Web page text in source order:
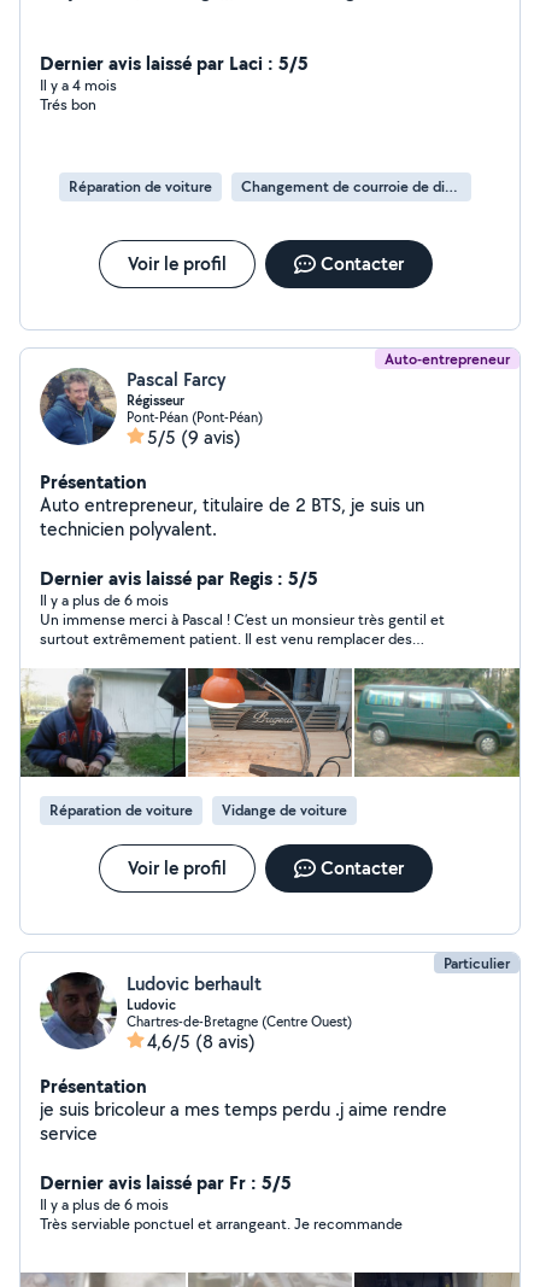
Dernier avis laissé par Laci : 5/5
Il y a 4 mois
Trés bon
Réparation de voiture Changement de courroie de distribution
Voir le profil Contacter
Auto-entrepreneur
Pascal Farcy
Régisseur
Pont-Péan (Pont-Péan)
5/5 (9 avis)
Présentation
Auto entrepreneur, titulaire de 2 BTS, je suis un
technicien polyvalent.
Dernier avis laissé par Regis : 5/5
Il y a plus de 6 mois
Un immense merci à Pascal ! C’est un monsieur très gentil et
surtout extrêmement patient. Il est venu remplacer des
plus complexe que prévu… mais grâce à sa persévérance et
son sérieux, mission réussie ! Pascal travaille avec soin,
curiosité et professionnalisme. Je le recommande vivement à
tous les demandeurs : vous pouvez lui faire confiance les yeux
fermés. Encore bravo et merci pour ton aide, Pascal !
Réparation de voiture Vidange de voiture
Voir le profil Contacter
Particulier
Ludovic berhault
Ludovic
Chartres-de-Bretagne (Centre Ouest)
4,6/5 (8 avis)
Présentation
je suis bricoleur a mes temps perdu .j aime rendre
service
Dernier avis laissé par Fr : 5/5
Il y a plus de 6 mois
Très serviable ponctuel et arrangeant. Je recommande